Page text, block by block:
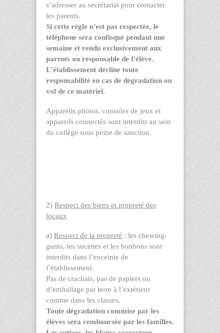
s’adresser au secrétariat pour contacter
les parents.
Si cette règle n’est pas respectée, le
téléphone sera confisqué pendant une
semaine et rendu exclusivement aux
parents ou responsable de l’élève.
L’établissement décline toute
responsabilité en cas de dégradation ou
vol de ce matériel.
Appareils photos, consoles de jeux et
appareils connectés sont interdits au sein
du collège sous peine de sanction.
2) Respect des biens et propreté des
locaux
a) Respect de la propreté : les chewing-
gums, les sucettes et les bonbons sont
interdits dans l’enceinte de
l’établissement.
Pas de crachats, pas de papiers ou
d’emballage par terre à l’extérieur
comme dans les classes.
Toute dégradation commise par les
élèves sera remboursée par les familles.